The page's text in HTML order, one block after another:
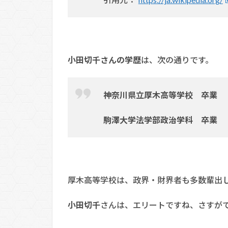
小田切千さんの学歴は、次の通りです。
神奈川県立厚木高等学校 卒業
駒澤大学法学部政治学科 卒業
厚木高等学校は、政界・財界者も多数輩出
小田切千さんは、エリートですね、さすが